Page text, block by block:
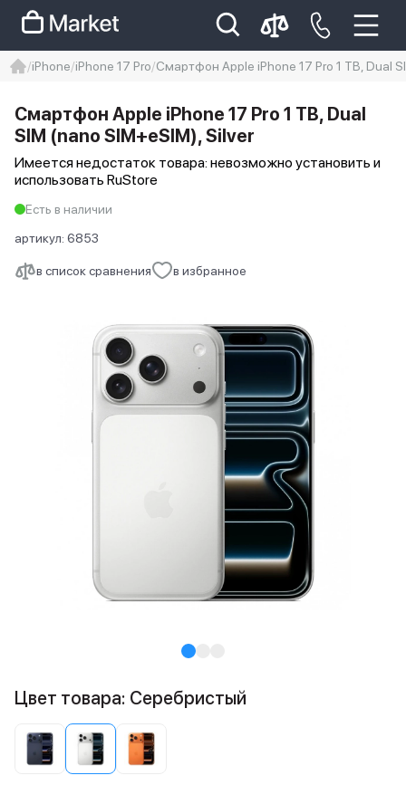
Iphone 14 pro max
айфон 14
iPhone iPhone 17 Pro Смартфон Apple iPhone 17 Pro 1 TB, Dual
в список сравнения в избранное
Смартфон Apple iPhone 17 Pro 1 TB, Dual
SIM (nano SIM+eSIM), Silver
Имеется недостаток товара: невозможно установить и
использовать RuStore
Есть в наличии
артикул: 6853
Цвет товара: Серебристый